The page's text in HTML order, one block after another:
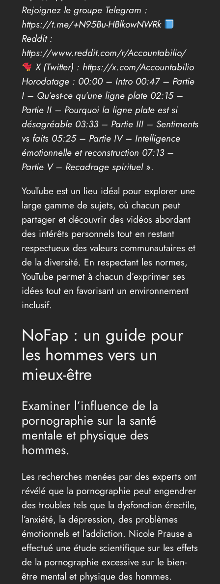
Rejoignez le groupe Telegram :
https://t.me/+N95Bu-HBlkowNWRk
Reddit :
https://www.reddit.com/r/Accountabilio/
X (Twitter) : https://x.com/Accountabilio
Horodatage : 00:00 – Intro 00:47 – Partie
I – Qu’est-ce qu’une ligne plate 02:15 –
Partie II – Pourquoi la ligne plate est si
désagréable 03:33 – Partie III – Sentiments
vs faits 05:25 – Partie IV – Intelligence
émotionnelle et reconstruction 07:13 –
Partie V – Recadrage spirituel ».
YouTube est un lieu idéal pour explorer une
large gamme de sujets, où chacun peut
partager et découvrir des vidéos abordant
des intérêts personnels tout en restant
respectueux des valeurs communautaires et
de la diversité. En respectant les normes,
YouTube permet à chacun d’exprimer ses
idées tout en favorisant un environnement
inclusif.
NoFap : un guide pour
les hommes vers un
mieux-être
Examiner l’influence de la
pornographie sur la santé
mentale et physique des
hommes.
Les recherches menées par des experts ont
révélé que la pornographie peut engendrer
des troubles tels que la dysfonction érectile,
l’anxiété, la dépression, des problèmes
émotionnels et l’addiction. Nicole Prause a
effectué une étude scientifique sur les effets
de la pornographie excessive sur le bien-
être mental et physique des hommes.